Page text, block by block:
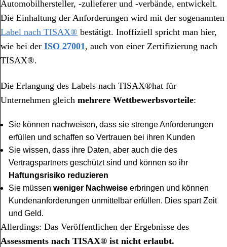
Automobilhersteller, -zulieferer und -verbände, entwickelt.
Die Einhaltung der Anforderungen wird mit der sogenannten
Label nach TISAX® bestätigt. Inoffiziell spricht man hier,
wie bei der ISO 27001 , auch von einer Zertifizierung nach
TISAX®.
Die Erlangung des Labels nach TISAX®hat für
Unternehmen gleich mehrere Wettbewerbsvorteile:
Sie können nachweisen, dass sie strenge Anforderungen
erfüllen und schaffen so Vertrauen bei ihren Kunden
Sie wissen, dass ihre Daten, aber auch die des
Vertragspartners geschützt sind und können so ihr
Haftungsrisiko reduzieren
Sie müssen weniger Nachweise erbringen und können
Kundenanforderungen unmittelbar erfüllen. Dies spart Zeit
und Geld.
Allerdings: Das Veröffentlichen der Ergebnisse des
Assessments nach TISAX® ist nicht erlaubt.